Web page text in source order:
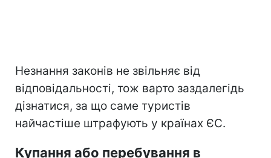
Незнання законів не звільняє від
відповідальності, тож варто заздалегідь
дізнатися, за що саме туристів
найчастіше штрафують у країнах ЄС.
Купання або перебування в